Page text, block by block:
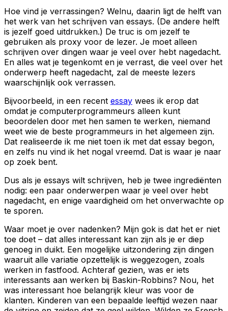
Hoe vind je verrassingen? Welnu, daarin ligt de helft van
het werk van het schrijven van essays. (De andere helft
is jezelf goed uitdrukken.) De truc is om jezelf te
gebruiken als proxy voor de lezer. Je moet alleen
schrijven over dingen waar je veel over hebt nagedacht.
En alles wat je tegenkomt en je verrast, die veel over het
onderwerp heeft nagedacht, zal de meeste lezers
waarschijnlijk ook verrassen.
Bijvoorbeeld, in een recent essay wees ik erop dat
omdat je computerprogrammeurs alleen kunt
beoordelen door met hen samen te werken, niemand
weet wie de beste programmeurs in het algemeen zijn.
Dat realiseerde ik me niet toen ik met dat essay begon,
en zelfs nu vind ik het nogal vreemd. Dat is waar je naar
op zoek bent.
Dus als je essays wilt schrijven, heb je twee ingrediënten
nodig: een paar onderwerpen waar je veel over hebt
nagedacht, en enige vaardigheid om het onverwachte op
te sporen.
Waar moet je over nadenken? Mijn gok is dat het er niet
toe doet – dat alles interessant kan zijn als je er diep
genoeg in duikt. Een mogelijke uitzondering zijn dingen
waaruit alle variatie opzettelijk is weggezogen, zoals
werken in fastfood. Achteraf gezien, was er iets
interessants aan werken bij Baskin-Robbins? Nou, het
was interessant hoe belangrijk kleur was voor de
klanten. Kinderen van een bepaalde leeftijd wezen naar